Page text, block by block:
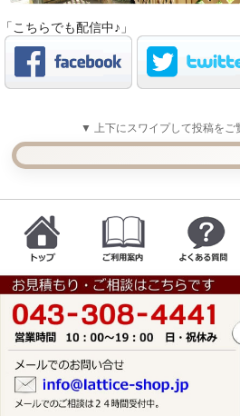
「こちらでも配信中♪」
▼ 上下にスワイプして投稿を